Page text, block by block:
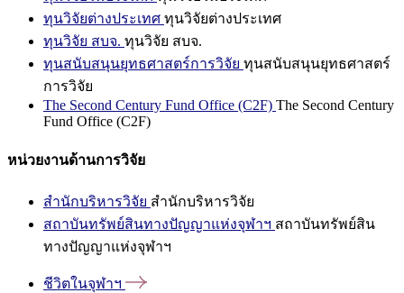
ทุนวิจัยต่างประเทศ ทุนวิจัยต่างประเทศ
ทุนวิจัย สบจ. ทุนวิจัย สบจ.
ทุนสนับสนุนยุทธศาสตร์การวิจัย ทุนสนับสนุนยุทธศาสตร์
การวิจัย
The Second Century Fund Office (C2F) The Second Century
Fund Office (C2F)
หน่วยงานด้านการวิจัย
สำนักบริหารวิจัย สำนักบริหารวิจัย
สถาบันทรัพย์สินทางปัญญาแห่งจุฬาฯ สถาบันทรัพย์สิน
ทางปัญญาแห่งจุฬาฯ
ชีวิตในจุฬาฯ